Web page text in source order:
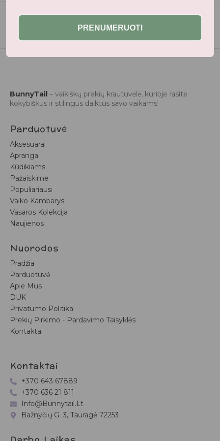
BunnyTail – vaikiškų prekių krautuvėlė, kurioje rasite
kokybiškus ir stilingus daiktus savo vaikams!
Parduotuvė
Aksesuarai
Apranga
Kūdikiams
Pažaiskime
Populiariausi
Vaiko Kambarys
Vasaros Kolekcija
Naujienos
Nuorodos
Pradžia
Parduotuvė
Apie Mus
DUK
Privatumo Politika
Prekių Pirkimo - Pardavimo Taisyklės
Kontaktai
Kontaktai
+370 643 67889
+370 636 21 811
Info@bunnytail.lt
Bažnyčių G. 3, Tauragė 72253
PRENUMERUOTI